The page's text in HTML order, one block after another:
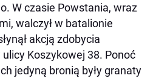
W czasie Powstania, wraz
walczył w batalionie
akcją zdobycia
Koszykowej 38. Ponoć
jedyną bronią były granaty